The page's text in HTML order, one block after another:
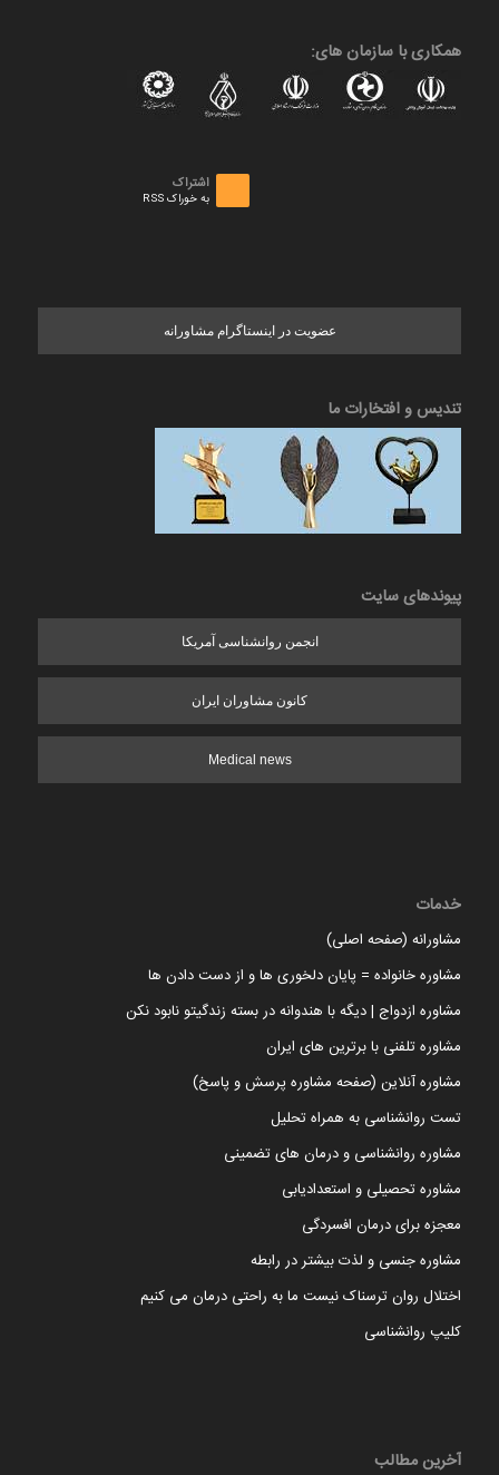
همکاری با سازمان های:
اشتراک
به خوراک RSS
عضویت در اینستاگرام مشاورانه
تندیس و افتخارات ما
پیوندهای سایت
انجمن روانشناسی آمریکا
کانون مشاوران ایران
Medical news
خدمات
مشاورانه (صفحه اصلی)
مشاوره خانواده = پایان دلخوری ها و از دست دادن ها
مشاوره ازدواج | دیگه با هندوانه در بسته زندگیتو نابود نکن
مشاوره تلفنی با برترین های ایران
مشاوره آنلاین (صفحه مشاوره پرسش و پاسخ)
تست روانشناسی به همراه تحلیل
مشاوره روانشناسی و درمان های تضمینی
مشاوره تحصیلی و استعدادیابی
معجزه برای درمان افسردگی
مشاوره جنسی و لذت بیشتر در رابطه
اختلال روان ترسناک نیست ما به راحتی درمان می کنیم
کلیپ روانشناسی
آخرین مطالب